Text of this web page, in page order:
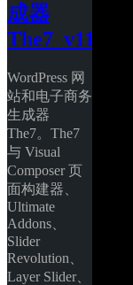
成器
The7_v11.7.0.1
WordPress 网
站和电子商务
生成器
The7。The7
与 Visual
Composer 页
面构建器、
Ultimate
Addons、
Slider
Revolution、
Layer Slider、